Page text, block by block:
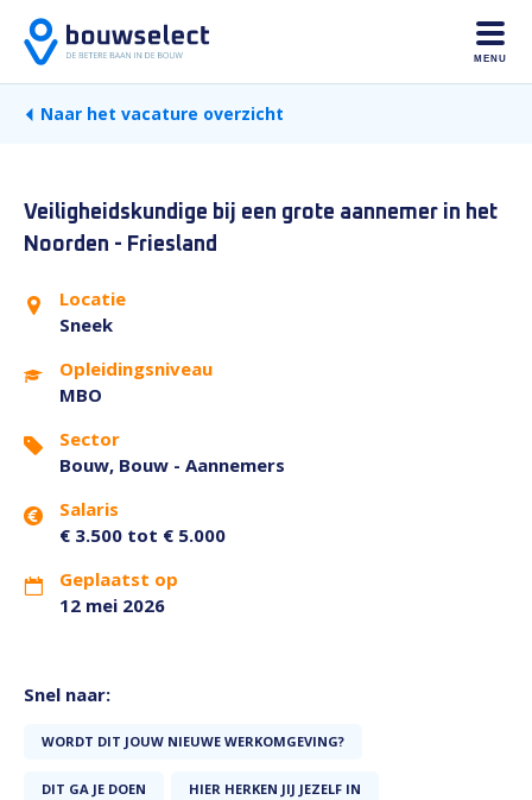
MENU
Naar het vacature overzicht
Veiligheidskundige bij een grote aannemer in het
Noorden - Friesland
Locatie
Sneek
Opleidingsniveau
MBO
Sector
Bouw, Bouw - Aannemers
Salaris
€ 3.500 tot € 5.000
Geplaatst op
12 mei 2026
Snel naar:
WORDT DIT JOUW NIEUWE WERKOMGEVING?
DIT GA JE DOEN HIER HERKEN JIJ JEZELF IN